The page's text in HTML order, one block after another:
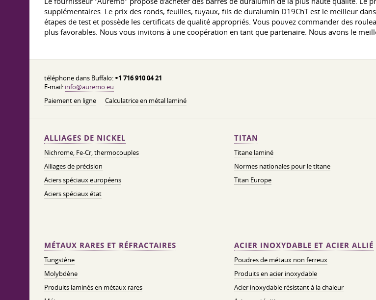
supplémentaires. Le prix des ronds, feuilles, tuyaux, fils de duralumin D19ChT est le meilleur
étapes de test et possède les certificats de qualité appropriés. Vous pouvez commander des
plus favorables. Nous vous invitons à une coopération en tant que partenaire. Nous avons le
téléphone dans Buffalo:+1 716 910 04 21
E-mail: info@auremo.eu
Paiement en ligne
Calculatrice en métal laminé
ALLIAGES DE NICKEL
Nichrome, Fe-Cr, thermocouples
Alliages de précision
Aciers spéciaux européens
Aciers spéciaux état
TITAN
Titane laminé
Normes nationales pour le titane
Titan Europe
MÉTAUX RARES ET RÉFRACTAIRES
Tungstène
Molybdène
Produits laminés en métaux rares
ACIER INOXYDABLE ET ACIER ALLIÉ
Poudres de métaux non ferreux
Produits en acier inoxydable
Acier inoxydable résistant à la chaleur